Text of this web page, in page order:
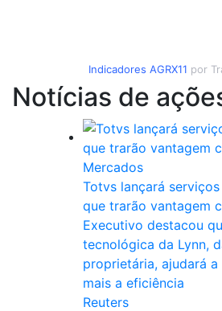
Indicadores AGRX11 por
Notícias de
Mercados
Totvs lançará
que trarão vantagem
Executivo destacou
tecnológica da Lynn,
proprietária, ​ajudará
mais a eficiência
Reuters